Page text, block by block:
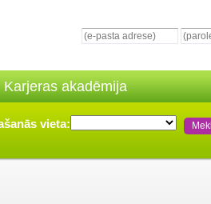
Karjeras akadēmija
vieta: